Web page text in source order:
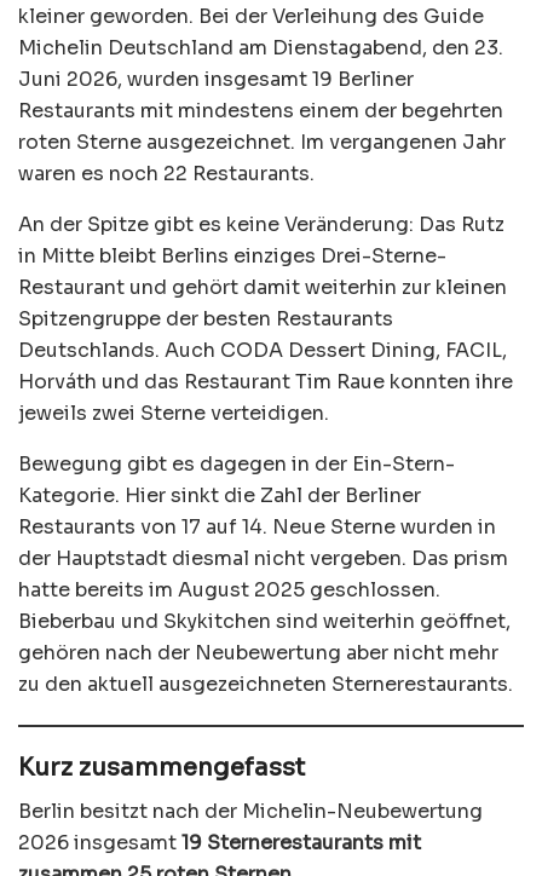
kleiner geworden. Bei der Verleihung des Guide
Michelin Deutschland am Dienstagabend, den 23.
Juni 2026, wurden insgesamt 19 Berliner
Restaurants mit mindestens einem der begehrten
roten Sterne ausgezeichnet. Im vergangenen Jahr
waren es noch 22 Restaurants.
An der Spitze gibt es keine Veränderung: Das Rutz
in Mitte bleibt Berlins einziges Drei-Sterne-
Restaurant und gehört damit weiterhin zur kleinen
Spitzengruppe der besten Restaurants
Deutschlands. Auch CODA Dessert Dining, FACIL,
Horváth und das Restaurant Tim Raue konnten ihre
jeweils zwei Sterne verteidigen.
Bewegung gibt es dagegen in der Ein-Stern-
Kategorie. Hier sinkt die Zahl der Berliner
Restaurants von 17 auf 14. Neue Sterne wurden in
der Hauptstadt diesmal nicht vergeben. Das prism
hatte bereits im August 2025 geschlossen.
Bieberbau und Skykitchen sind weiterhin geöffnet,
gehören nach der Neubewertung aber nicht mehr
zu den aktuell ausgezeichneten Sternerestaurants.
Kurz zusammengefasst
Berlin besitzt nach der Michelin-Neubewertung
2026 insgesamt19 Sternerestaurants mit